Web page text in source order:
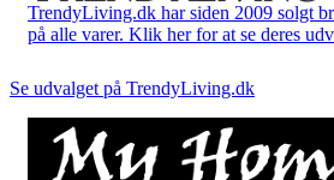
TrendyLiving.dk har siden 2009 solgt
på alle varer. Klik her for at se deres
Se udvalget på TrendyLiving.dk